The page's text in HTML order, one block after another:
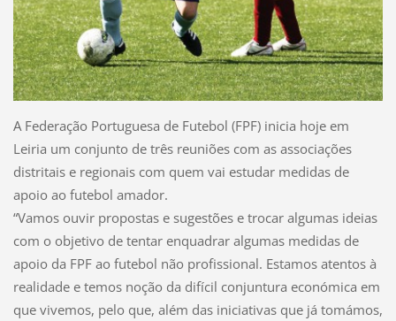
A Federação Portuguesa de Futebol (FPF) inicia hoje em
Leiria um conjunto de três reuniões com as associações
distritais e regionais com quem vai estudar medidas de
apoio ao futebol amador.
“Vamos ouvir propostas e sugestões e trocar algumas ideias
com o objetivo de tentar enquadrar algumas medidas de
apoio da FPF ao futebol não profissional. Estamos atentos à
realidade e temos noção da difícil conjuntura económica em
que vivemos, pelo que, além das iniciativas que já tomámos,